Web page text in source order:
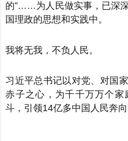
的”……为人民做实事，已深
国理政的思想和实践中。
我将无我，不负人民。
习近平总书记以对党、对国
赤子之心，为千千万万个家
斗，引领14亿多中国人民奔